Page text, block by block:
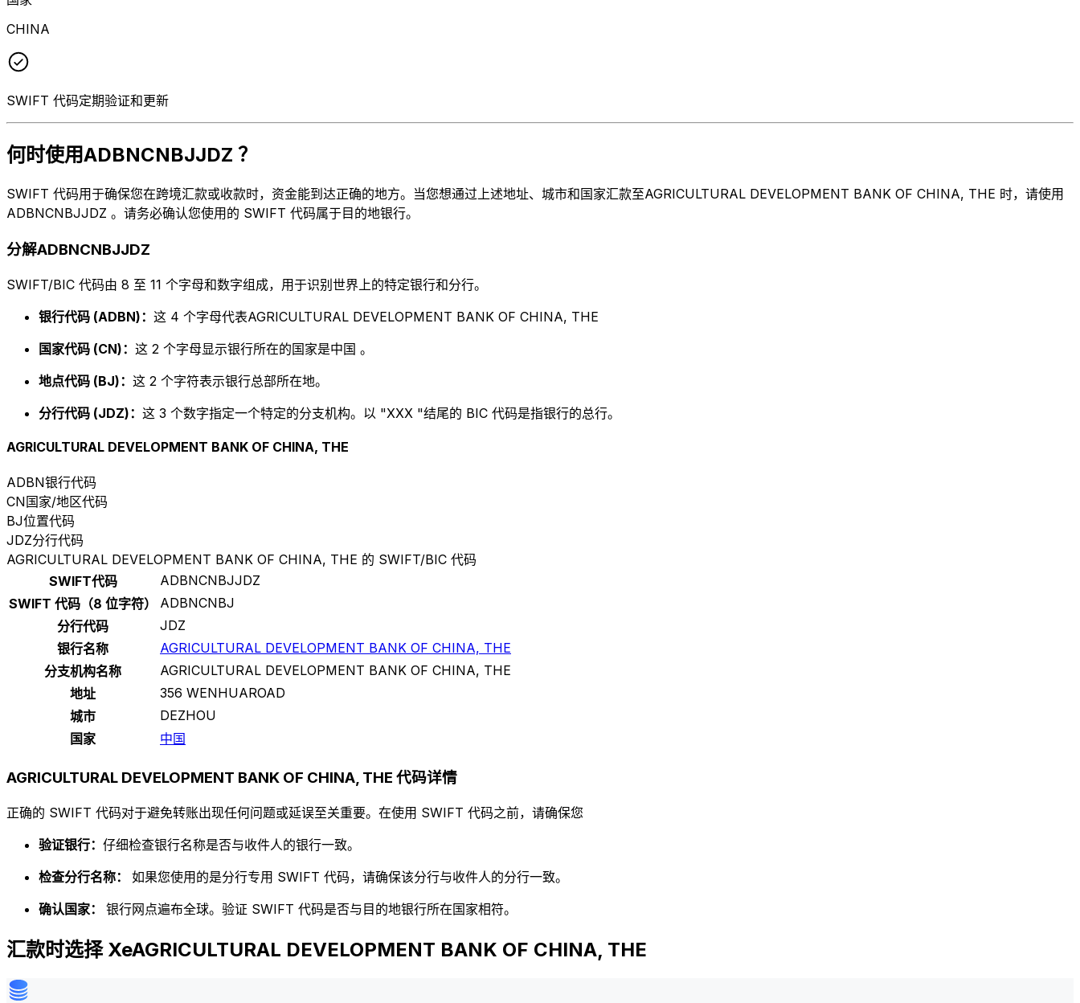
CHINA
SWIFT 代码定期验证和更新
何时使用ADBNCNBJJDZ ？
SWIFT 代码用于确保您在跨境汇款或收款时，资金能到达正确的地方。当您想通过上述地址、城市和国家汇款至AGRICULTURAL DEVELOPMENT BANK OF CHINA, THE 时，请使用
ADBNCNBJJDZ 。请务必确认您使用的 SWIFT 代码属于目的地银行。
分解ADBNCNBJJDZ
SWIFT/BIC 代码由 8 至 11 个字母和数字组成，用于识别世界上的特定银行和分行。
银行代码 (ADBN)： 这 4 个字母代表AGRICULTURAL DEVELOPMENT BANK OF CHINA, THE
国家代码 (CN)： 这 2 个字母显示银行所在的国家是中国 。
地点代码 (BJ)： 这 2 个字符表示银行总部所在地。
分行代码 (JDZ)： 这 3 个数字指定一个特定的分支机构。以 "XXX "结尾的 BIC 代码是指银行的总行。
AGRICULTURAL DEVELOPMENT BANK OF CHINA, THE
ADBN银行代码
CN国家/地区代码
BJ位置代码
JDZ分行代码
AGRICULTURAL DEVELOPMENT BANK OF CHINA, THE 的 SWIFT/BIC 代码
SWIFT代码
ADBNCNBJJDZ
SWIFT 代码（8 位字符）
ADBNCNBJ
分行代码
JDZ
银行名称
AGRICULTURAL DEVELOPMENT BANK OF CHINA, THE
分支机构名称
AGRICULTURAL DEVELOPMENT BANK OF CHINA, THE
地址
356 WENHUAROAD
城市
DEZHOU
国家
中国
AGRICULTURAL DEVELOPMENT BANK OF CHINA, THE 代码详情
正确的 SWIFT 代码对于避免转账出现任何问题或延误至关重要。在使用 SWIFT 代码之前，请确保您
验证银行： 仔细检查银行名称是否与收件人的银行一致。
检查分行名称： 如果您使用的是分行专用 SWIFT 代码，请确保该分行与收件人的分行一致。
确认国家： 银行网点遍布全球。验证 SWIFT 代码是否与目的地银行所在国家相符。
汇款时选择 XeAGRICULTURAL DEVELOPMENT BANK OF CHINA, THE